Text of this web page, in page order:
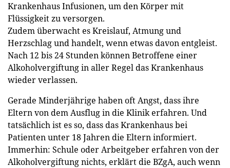
Krankenhaus Infusionen, um den Körper mit
Flüssigkeit zu versorgen.
Zudem überwacht es Kreislauf, Atmung und
Herzschlag und handelt, wenn etwas davon entgleist.
Nach 12 bis 24 Stunden können Betroffene einer
Alkoholvergiftung in aller Regel das Krankenhaus
wieder verlassen.
Gerade Minderjährige haben oft Angst, dass ihre
Eltern von dem Ausflug in die Klinik erfahren. Und
tatsächlich ist es so, dass das Krankenhaus bei
Patienten unter 18 Jahren die Eltern informiert.
Immerhin: Schule oder Arbeitgeber erfahren von der
Alkoholvergiftung nichts, erklärt die BZgA, auch wenn